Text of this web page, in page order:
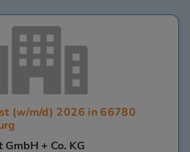
(w/m/d) 2026 in 66780
+ Co. KG